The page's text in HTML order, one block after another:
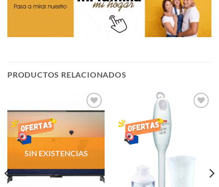
PRODUCTOS RELACIONADOS
SIN EXISTENCIAS